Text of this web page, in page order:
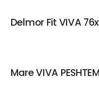
Delmor Fit VIVA
Mare VIVA